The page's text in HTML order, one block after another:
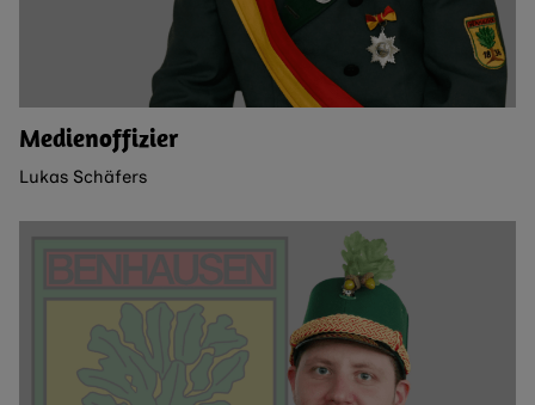
Medienoffizier
Lukas Schäfers